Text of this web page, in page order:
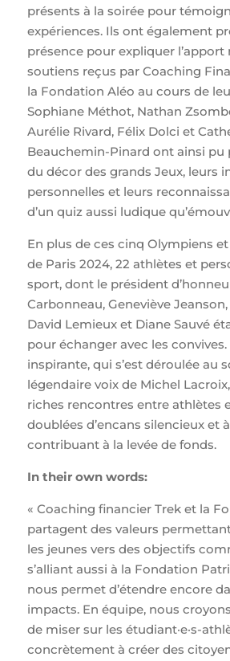
présents à la soirée pour
expériences. Ils ont également
présence pour expliquer l’apport
soutiens reçus par Coaching
la Fondation Aléo au cours de
Sophiane Méthot, Nathan
Aurélie Rivard, Félix Dolci et
Beauchemin-Pinard ont ainsi pu
du décor des grands Jeux, leurs
personnelles et leurs
d’un quiz aussi ludique
En plus de ces cinq Olympiens
de Paris 2024, 22 athlètes et
sport, dont le président
Carbonneau, Geneviève
David Lemieux et Diane Sauvé
pour échanger avec les convives.
inspirante, qui s’est déroulée au
légendaire voix de Michel
riches rencontres entre athlètes
doublées d’encans silencieux et
contribuant à la levée de fonds.
In their own words:
« Coaching financier Trek et la
partagent des valeurs
les jeunes vers des objectifs
s’alliant aussi à la Fondation
nous permet d’étendre encore
impacts. En équipe, nous
de miser sur les étudiant·e·s-
concrètement à créer des